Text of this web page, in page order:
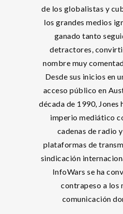
de los globalistas y
los grandes medios
ganado tanto
detractores,
nombre muy
Desde sus inicios en
acceso público en
década de 1990, Jones
imperio mediático
cadenas de radio
plataformas de
sindicación
InfoWars se ha
contrapeso a los
comunicación